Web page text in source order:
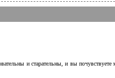
и старательны, и вы